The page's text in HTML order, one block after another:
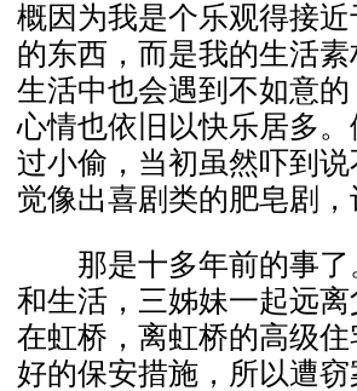
概因为我是个乐观得接
的东西，而是我的生活
生活中也会遇到不如意
心情也依旧以快乐居多
过小偷，当初虽然吓到
觉像出喜剧类的肥皂剧
那是十多年前的事
和生活，三姊妹一起远
在虹桥，离虹桥的高级
好的保安措施，所以遭